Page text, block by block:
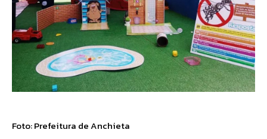
Foto: Prefeitura de Anchieta